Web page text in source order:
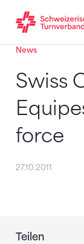
Zum Inhalt
Zur Sitemap
ZumNews
Swiss
force
27.10.2011
Teilen